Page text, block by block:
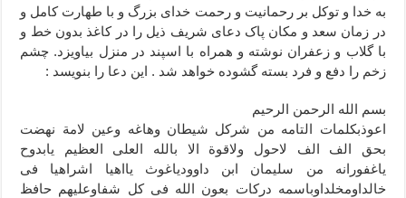
به خدا و توکل بر رحمانیت و رحمت خدای بزرگ و با طهارت کامل و
در زمان سعد و مکان پاک دعای شریف ذیل را در کاغذ بدون خط و
با گلاب و زعفران نوشته و همراه با اسپند در منزل بیاویزد. چشم
زخم را دفع و فرد بسته گشوده خواهد شد . این دعا را بنویسد :
بسم الله الرحمن الرحیم
اعوذبکلمات التامه من شرکل شیطان وهاغه وعین لامة نهضت
بحق الف الف لاحول ولاقوة الا بالله العلی العظیم یابدوح
یاغفورانه من سلیمان ابن داوودیاغوث یااهیا اشراهیا فی
خالداومخلداوباسمه درکات بعون الله فی کل شفاوعلیهم حافظ